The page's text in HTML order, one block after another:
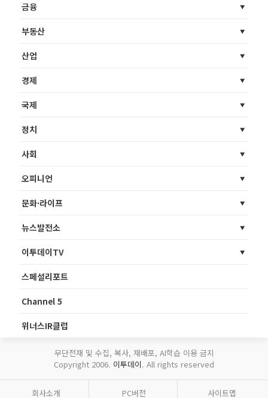
금융
부동산
산업
경제
국제
정치
사회
오피니언
문화·라이프
뉴스발전소
이투데이TV
스페셜리포트
Channel 5
위너스IR클럽
무단전재 및 수집, 복사, 재배포, AI학습 이용 금지
Copyright 2006. 이투데이. All rights reserved
회사소개 PC버전 사이트맵